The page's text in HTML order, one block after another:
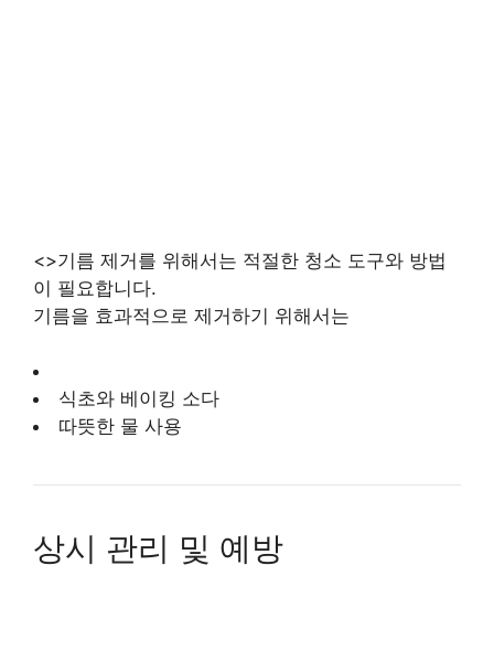
<>기름 제거를 위해서는 적절한 청소 도구와 방법
이 필요합니다.
기름을 효과적으로 제거하기 위해서는
식초와 베이킹 소다
따뜻한 물 사용
상시 관리 및 예방